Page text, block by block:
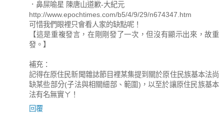
．鼻屎喻星 陳唐山道歉-大紀元
http://www.epochtimes.com/b5/4/9/29/n674347.htm
可惜我們眼裡只會看人家的缺點呢！
【這是重複發言，在剛剛發了一次，但沒有顯示出來，故重
發。】
補充：
記得在原住民新聞雜誌節目裡某集提到關於原住民族基本法尚
缺某些部分(子法與相關細部、範圍)，以至於讓原住民族基本
法有名無實ㄚ！
回覆